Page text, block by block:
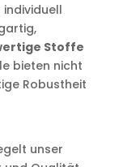
Stoffe
bieten nicht
Robustheit
unser